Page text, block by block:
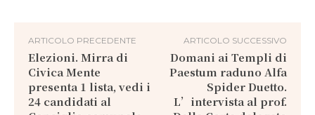
ARTICOLO PRECEDENTE
Elezioni. Mirra di
Civica Mente
presenta 1 lista, vedi i
24 candidati al
ARTICOLO SUCCESSIVO
Domani ai Templi di
Paestum raduno Alfa
Spider Duetto.
L’intervista al prof.